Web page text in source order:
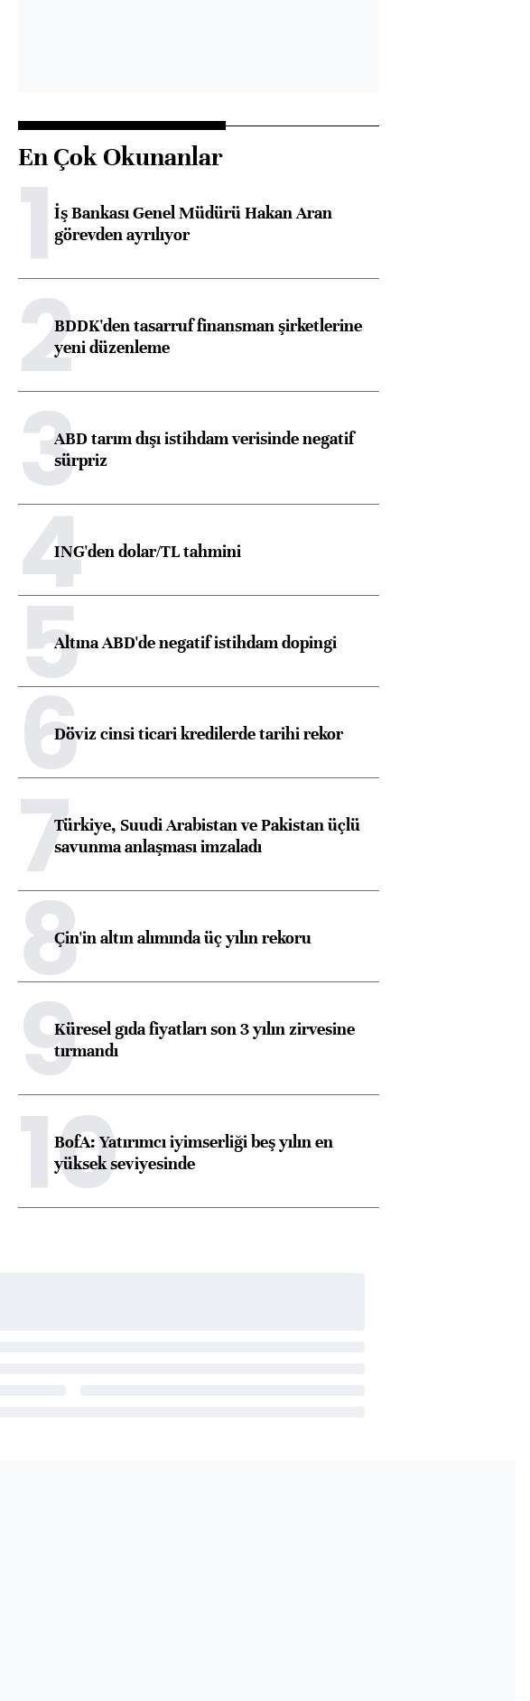
En Çok Okunanlar
1İş Bankası Genel Müdürü Hakan Aran
görevden ayrılıyor
2BDDK'den tasarruf finansman şirketlerine
yeni düzenleme
3ABD tarım dışı istihdam verisinde negatif
sürpriz
4ING'den dolar/TL tahmini
5Altına ABD'de negatif istihdam dopingi
6Döviz cinsi ticari kredilerde tarihi rekor
7Türkiye, Suudi Arabistan ve Pakistan üçlü
savunma anlaşması imzaladı
8Çin'in altın alımında üç yılın rekoru
9Küresel gıda fiyatları son 3 yılın zirvesine
tırmandı
10
BofA: Yatırımcı iyimserliği beş yılın en
yüksek seviyesinde